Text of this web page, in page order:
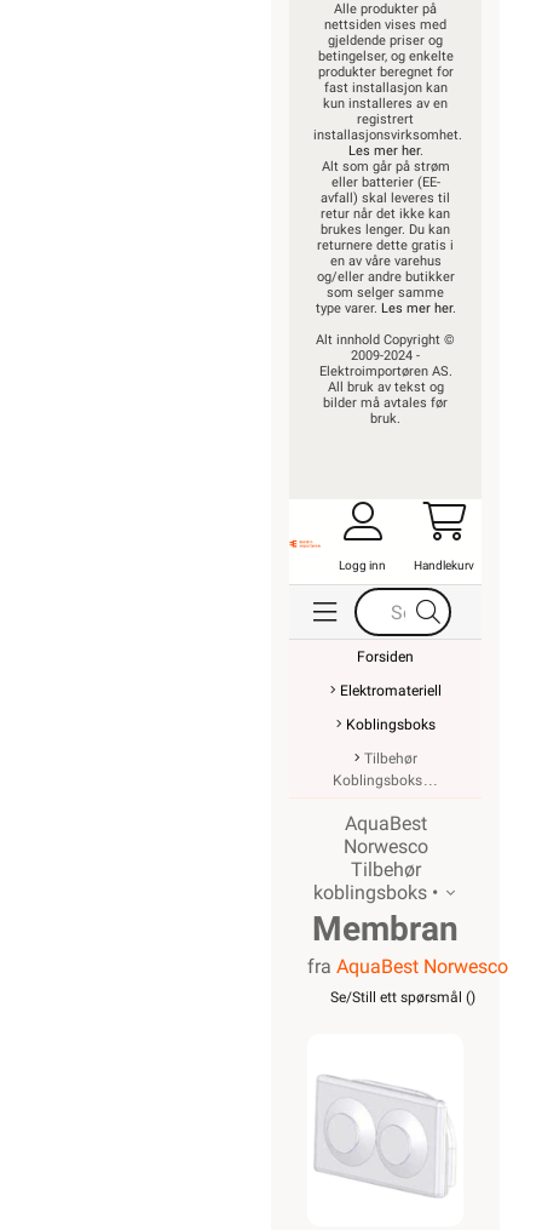
Alle produkter på
nettsiden vises med
gjeldende priser og
betingelser, og enkelte
produkter beregnet for
fast installasjon kan
kun installeres av en
registrert
installasjonsvirksomhet.
Les mer her.
Alt som går på strøm
eller batterier (EE-
avfall) skal leveres til
retur når det ikke kan
brukes lenger. Du kan
returnere dette gratis i
en av våre varehus
og/eller andre butikker
som selger samme
type varer. Les mer her.
Alt innhold Copyright ©
2009-2024 -
Elektroimportøren AS.
All bruk av tekst og
bilder må avtales før
bruk.
Logg inn Handlekurv
Forsiden
Elektromateriell
Koblingsboks
Tilbehør
Koblingsboks
AquaBest
Norwesco
Tilbehør
koblingsboks •
Membran
2-
for
Aquabest
serien
fra AquaBest Norwesco
Se/Still ett spørsmål ()